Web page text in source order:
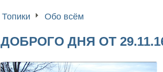
Топики Обо всём
ДОБРОГО ДНЯ ОТ